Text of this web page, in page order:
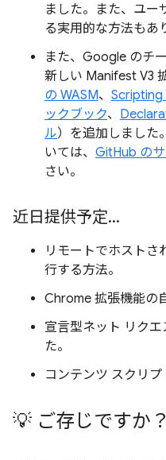
ました。また、ユー
る実用的な方法もあ
また、Google のチ
新しい Manifest V3
の WASM、 Scripting
ックブック、
ル）を追加しました
いては、 GitHub の
さい。
近日提供予定...
リモートでホストさ
行する方法。
Chrome 拡張機能の
宣言型ネット リク
た。
コンテンツ スクリプ
💡 ご存じですか？